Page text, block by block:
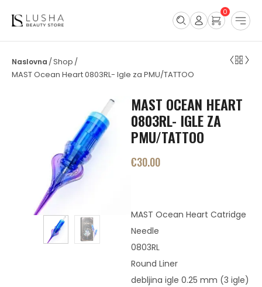
0
/Shop /
MAST Ocean Heart 0803RL- Igle za PMU/TATTOO
MAST OCEAN HEART
0803RL- IGLE ZA
PMU/TATTOO
€30.00
MAST Ocean Heart Catridge
Needle
0803RL
Round Liner
debljina igle 0.25 mm (3 igle)